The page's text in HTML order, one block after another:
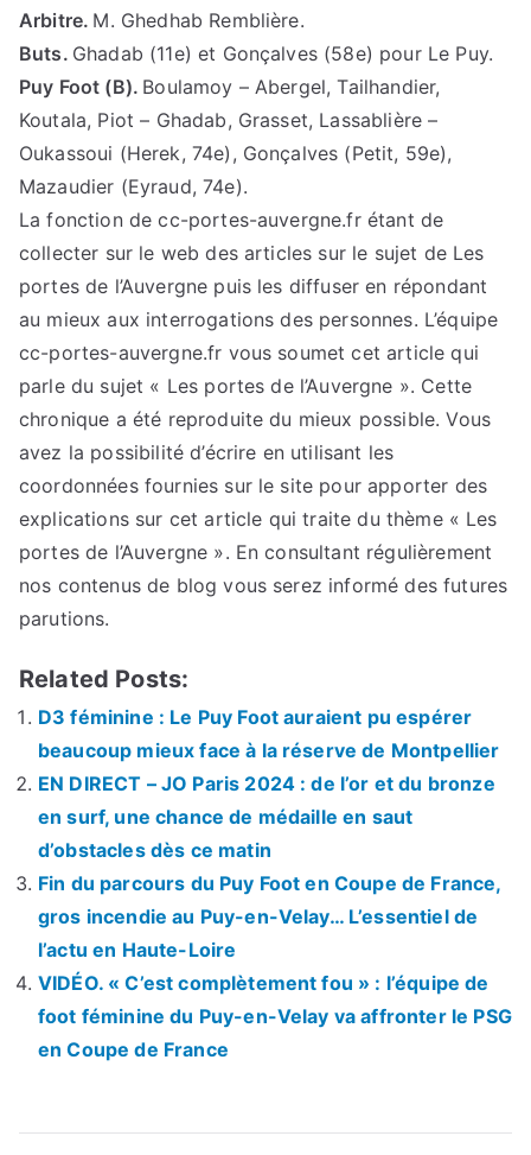
Arbitre. M. Ghedhab Remblière.
Buts. Ghadab (11e) et Gonçalves (58e) pour Le Puy.
Puy Foot (B). Boulamoy – Abergel, Tailhandier,
Koutala, Piot – Ghadab, Grasset, Lassablière –
Oukassoui (Herek, 74e), Gonçalves (Petit, 59e),
Mazaudier (Eyraud, 74e).
La fonction de cc-portes-auvergne.fr étant de
collecter sur le web des articles sur le sujet de Les
portes de l’Auvergne puis les diffuser en répondant
au mieux aux interrogations des personnes. L’équipe
cc-portes-auvergne.fr vous soumet cet article qui
parle du sujet « Les portes de l’Auvergne ». Cette
chronique a été reproduite du mieux possible. Vous
avez la possibilité d’écrire en utilisant les
coordonnées fournies sur le site pour apporter des
explications sur cet article qui traite du thème « Les
portes de l’Auvergne ». En consultant régulièrement
nos contenus de blog vous serez informé des futures
parutions.
Related Posts:
D3 féminine : Le Puy Foot auraient pu espérer
beaucoup mieux face à la réserve de Montpellier
EN DIRECT – JO Paris 2024 : de l’or et du bronze
en surf, une chance de médaille en saut
d’obstacles dès ce matin
Fin du parcours du Puy Foot en Coupe de France,
gros incendie au Puy-en-Velay… L’essentiel de
l’actu en Haute-Loire
VIDÉO. « C’est complètement fou » : l’équipe de
foot féminine du Puy-en-Velay va affronter le PSG
en Coupe de France